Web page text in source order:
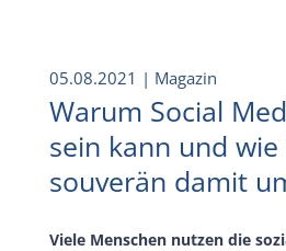
05.08.2021 | Magazin
Warum Social
sein kann und wie
souverän damit
Viele Menschen nutzen die